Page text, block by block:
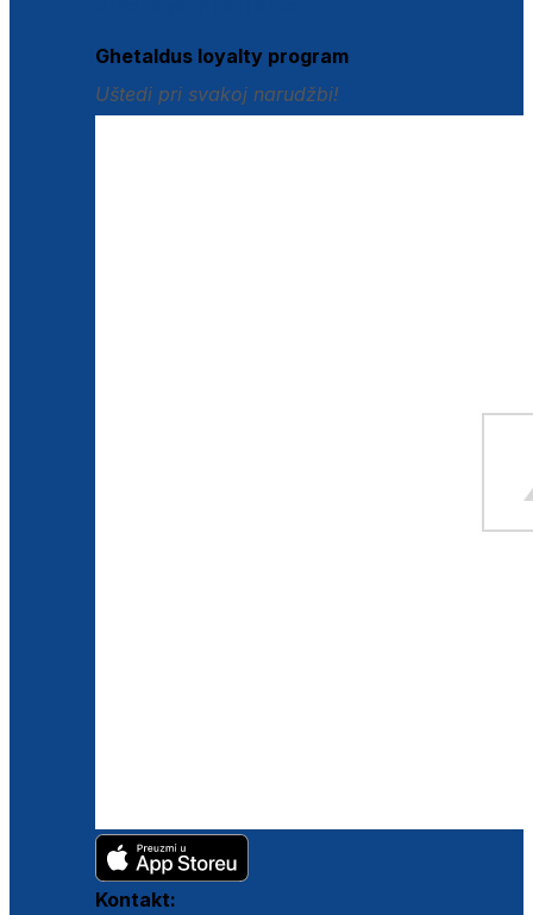
Ghetaldus loyalty program
Uštedi pri svakoj narudžbi!
Kontakt: